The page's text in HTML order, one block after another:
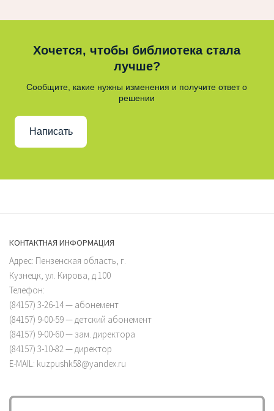
Хочется, чтобы библиотека стала
лучше?
Сообщите, какие нужны изменения и получите ответ о
решении
Написать
КОНТАКТНАЯ ИНФОРМАЦИЯ
Адрес: Пензенская область, г.
Кузнецк, ул. Кирова, д.100
Телефон:
(84157) 3-26-14 — абонемент
(84157) 9-00-59 — детский абонемент
(84157) 9-00-60 — зам. директора
(84157) 3-10-82 — директор
E-MAIL: kuzpushk58@yandex.ru